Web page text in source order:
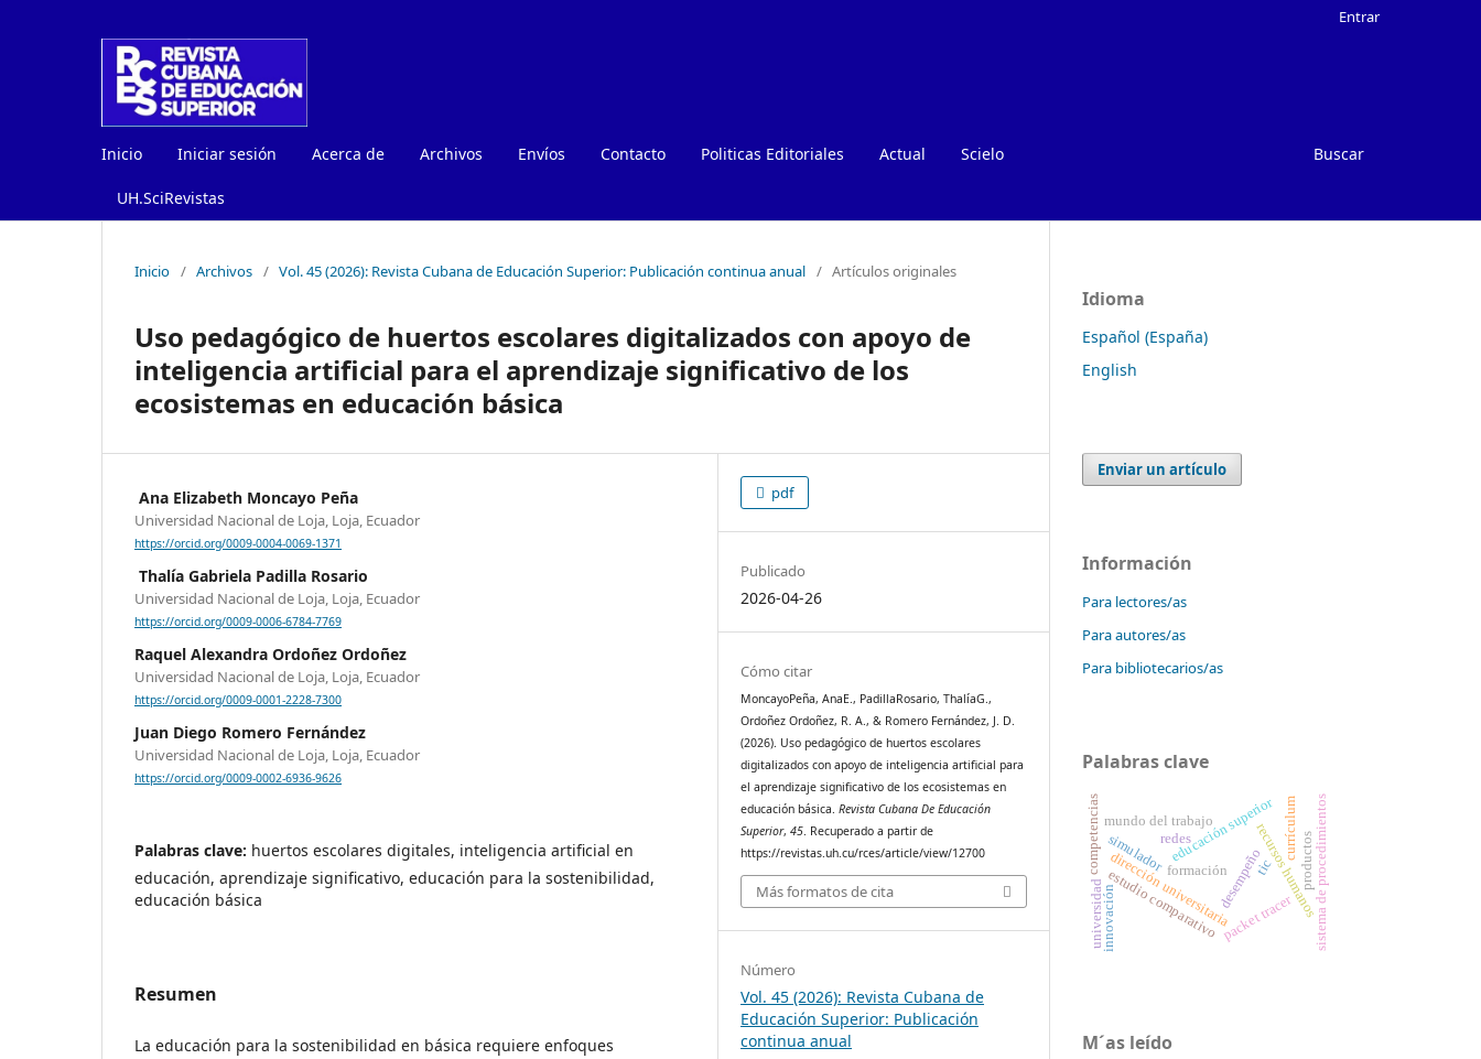
Inicio Iniciar sesión Acerca de Archivos Envíos Contacto Politicas Editoriales Actual Scielo
UH.SciRevistas
Buscar
Entrar
Inicio / Archivos / Vol. 45 (2026): Revista Cubana de Educación Superior: Publicación continua anual / Artículos originales
Uso pedagógico de huertos escolares digitalizados con apoyo de
inteligencia artificial para el aprendizaje significativo de los
ecosistemas en educación básica
Ana Elizabeth Moncayo Peña
Universidad Nacional de Loja, Loja, Ecuador
https://orcid.org/0009-0004-0069-1371
Thalía Gabriela Padilla Rosario
Universidad Nacional de Loja, Loja, Ecuador
https://orcid.org/0009-0006-6784-7769
Raquel Alexandra Ordoñez Ordoñez
Universidad Nacional de Loja, Loja, Ecuador
https://orcid.org/0009-0001-2228-7300
Juan Diego Romero Fernández
Universidad Nacional de Loja, Loja, Ecuador
https://orcid.org/0009-0002-6936-9626
Palabras clave: huertos escolares digitales, inteligencia artificial en
educación, aprendizaje significativo, educación para la sostenibilidad,
educación básica
Resumen
La educación para la sostenibilidad en básica requiere enfoques
pdf
Publicado
2026-04-26
Cómo citar
MoncayoPeña, AnaE., PadillaRosario, ThalíaG.,
Ordoñez Ordoñez, R. A., & Romero Fernández, J. D.
(2026). Uso pedagógico de huertos escolares
digitalizados con apoyo de inteligencia artificial para
el aprendizaje significativo de los ecosistemas en
educación básica.Revista Cubana De Educación
Superior,45. Recuperado a partir de
https://revistas.uh.cu/rces/article/view/12700
Más formatos de cita
Número
Vol. 45 (2026): Revista Cubana de
Educación Superior: Publicación
continua anual
Idioma
Español (España)
English
Enviar un artículo
Información
Para lectores/as
Para autores/as
Para bibliotecarios/as
Palabras clave
desempeño
educación superior
formación
dirección universitaria
estudio comparativo recursos humanos
simulador
packet tracer
redes
tic
mundo del trabajo sistema de procedimientos
universidad
productos
currículum
competencias
innovación
M´as leído